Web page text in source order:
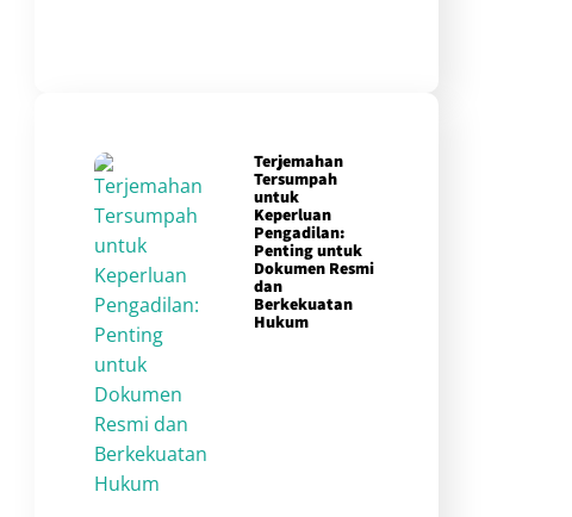
Terjemahan
Tersumpah
untuk
Keperluan
Pengadilan:
Penting untuk
Dokumen Resmi
dan
Berkekuatan
Hukum